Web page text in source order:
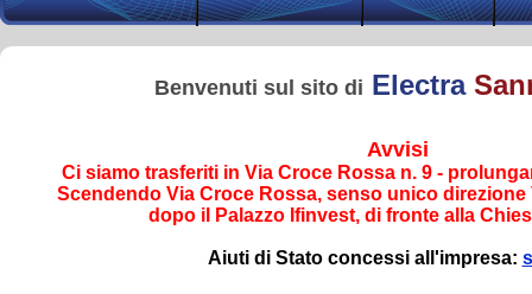
Benvenuti sul sito di Electra
Avvisi
Ci siamo trasferiti in Via Croce Rossa n. 9 -
Scendendo Via Croce Rossa, senso unico direzione
dopo il Palazzo Ifinvest, di fronte alla
Aiuti di Stato concessi all'impresa: